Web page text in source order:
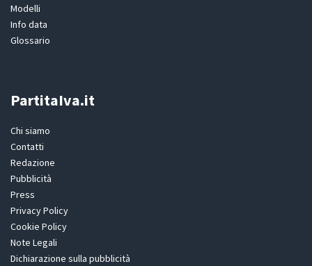
Modelli
Info data
Glossario
PartitaIva.it
Chi siamo
Contatti
Redazione
Pubblicità
Press
Privacy Policy
Cookie Policy
Note Legali
Dichiarazione sulla pubblicità